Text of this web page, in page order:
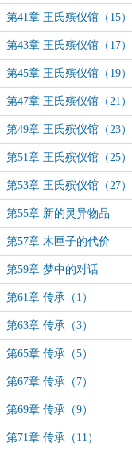
第41章 王氏殡仪馆（15）
第43章 王氏殡仪馆（17）
第45章 王氏殡仪馆（19）
第47章 王氏殡仪馆（21）
第49章 王氏殡仪馆（23）
第51章 王氏殡仪馆（25）
第53章 王氏殡仪馆（27）
第55章 新的灵异物品
第57章 木匣子的代价
第59章 梦中的对话
第61章 传承（1）
第63章 传承（3）
第65章 传承（5）
第67章 传承（7）
第69章 传承（9）
第71章 传承（11）